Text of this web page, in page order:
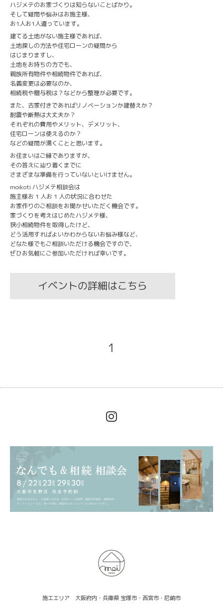
ハジメテのお家づくりは知らないことばかり。
そして疑問や悩みはお施主様、
お1人お1人違っています。
建てる土地がない施主様であれば、
土地探しの方法や住宅ローンの疑問から
はじまりますし、
土地をお持ちの方でも、
親族所有物件や相続物件であれば、
名義変更は必要なのか、
相続税や贈与税は？などから整理が必要です。
また、古家付きであればリノベーションか建替えか？
耐震や断熱は大丈夫か？
それぞれの費用やメリット、デメリット、
住宅ローンは使えるのか？
などの疑問が湧くことと思います。
お住まいはご縁でありますが、
その答えに辿り着くまでに
さまざまな準備を行っていないといけません。
moikoti ハジメテ相談会は
施主様お 1 人お 1 人の状況に合わせた
お家作りのご相談をお聞かせいただく機会です。
家づくりを考えはじめたハジメテ様、
狭小相続物件を取得したけど、
どう活用すればよいかわからないお悩み様など、
どなた様でもご相談いただける機会ですので、
ぜひお気軽にご参加いただければ幸いです。
イベントの詳細はこちら
1
施工エリア 大阪府内・兵庫県 宝塚市・西宮市・尼崎市